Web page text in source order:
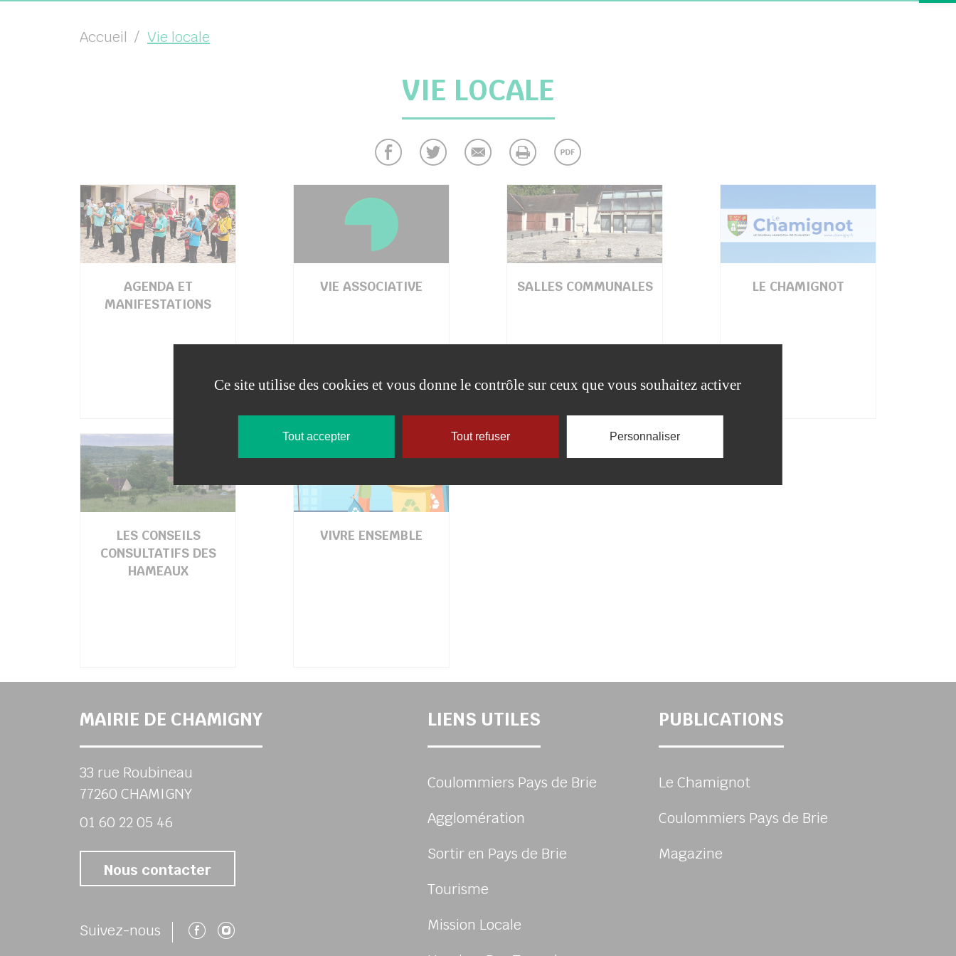
Accueil Vie locale
VIE LOCALE
AGENDA ET
MANIFESTATIONS
VIE ASSOCIATIVE SALLES COMMUNALES LE CHAMIGNOT
LES CONSEILS
CONSULTATIFS DES
HAMEAUX
VIVRE ENSEMBLE
MAIRIE DE CHAMIGNY
33 rue Roubineau
77260 CHAMIGNY
01 60 22 05 46
Nous contacter
Suivez-nous Suivez-nous sur Facebook
Suivez-nous sur Instagram
LIENS UTILES
Coulommiers Pays de Brie
Agglomération
Sortir en Pays de Brie
Tourisme
Mission Locale
PUBLICATIONS
Le Chamignot
Coulommiers Pays de Brie
Magazine
Ce site utilise des cookies et vous donne le contrôle sur ceux que vous souhaitez activer
Tout accepter Tout refuser Personnaliser